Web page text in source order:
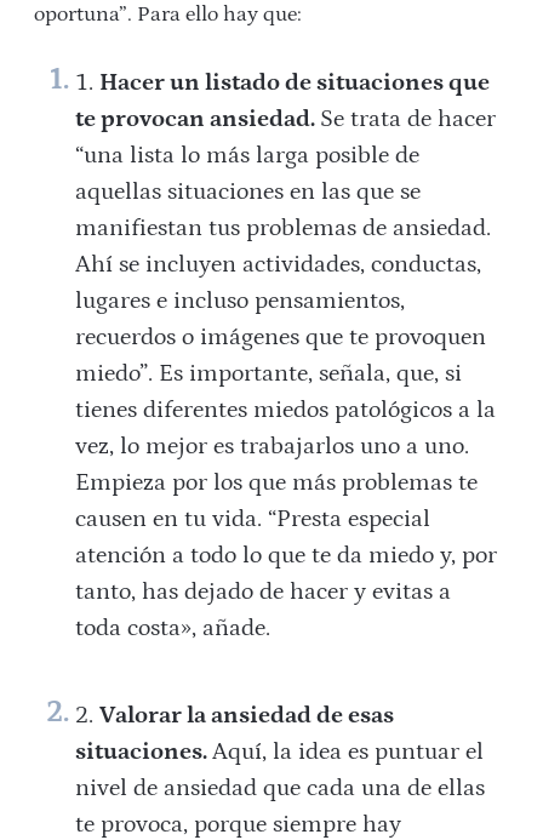
oportuna”. Para ello hay que:
Hacer un listado de situaciones que
te provocan ansiedad. Se trata de hacer
“una lista lo más larga posible de
aquellas situaciones en las que se
manifiestan tus problemas de ansiedad.
Ahí se incluyen actividades, conductas,
lugares e incluso pensamientos,
recuerdos o imágenes que te provoquen
miedo”. Es importante, señala, que, si
tienes diferentes miedos patológicos a la
vez, lo mejor es trabajarlos uno a uno.
Empieza por los que más problemas te
causen en tu vida. “Presta especial
atención a todo lo que te da miedo y, por
tanto, has dejado de hacer y evitas a
toda costa», añade.
Valorar la ansiedad de esas
situaciones.Aquí, la idea es puntuar el
nivel de ansiedad que cada una de ellas
te provoca, porque siempre hay